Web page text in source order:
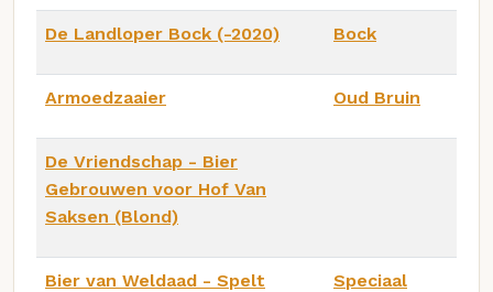
De Landloper Bock (-2020) Bock
Armoedzaaier Oud Bruin
De Vriendschap - Bier
Gebrouwen voor Hof Van
Saksen (Blond)
Bier van Weldaad - Spelt
Speciaal